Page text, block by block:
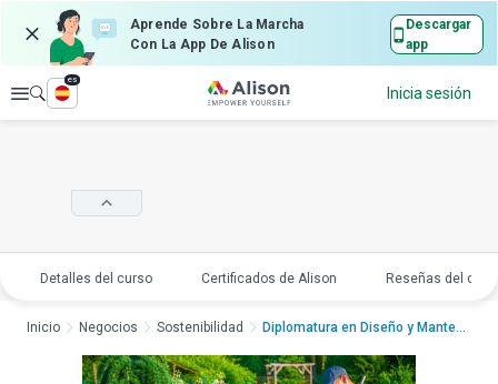
Aprende Sobre La Marcha
Con La App De Alison
Descargar
app
Explorar
es
Inicia sesión
Detalles del curso Certificados de Alison Reseñas del
Inicio Negocios Sostenibilidad Diplomatura en Diseño y Manteni...